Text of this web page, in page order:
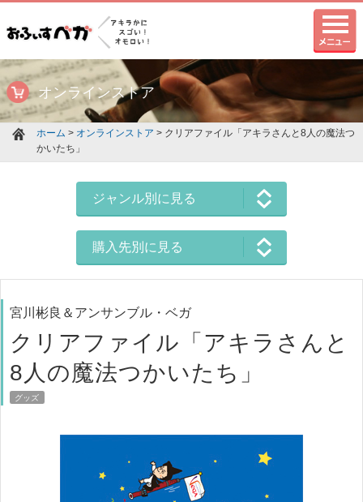
オンラインストア
ホーム > オンラインストア > クリアファイル「アキラさんと8人の魔法つ
かいたち」
ジャンル別に見る
購入先別に見る
宮川彬良＆アンサンブル・ベガ
クリアファイル「アキラさんと
8人の魔法つかいたち」
グッズ